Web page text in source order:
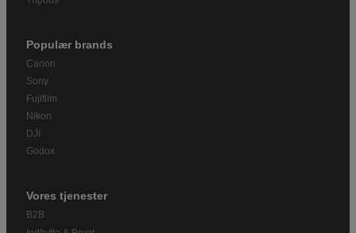
Populær brands
Canon
Sony
Fujifilm
Nikon
DJI
Godox
Vores tjenester
B2B